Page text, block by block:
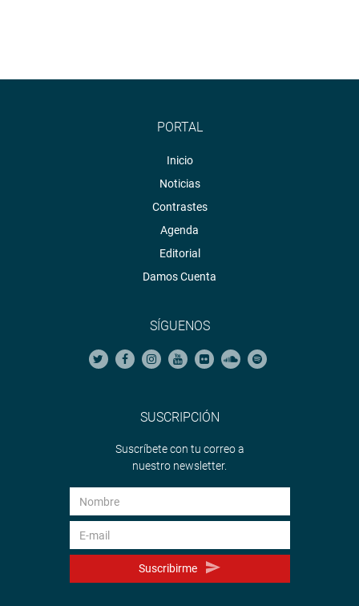
PORTAL
Inicio
Noticias
Contrastes
Agenda
Editorial
Damos Cuenta
SÍGUENOS
SUSCRIPCIÓN
Suscríbete con tu correo a
nuestro newsletter.
Suscribirme